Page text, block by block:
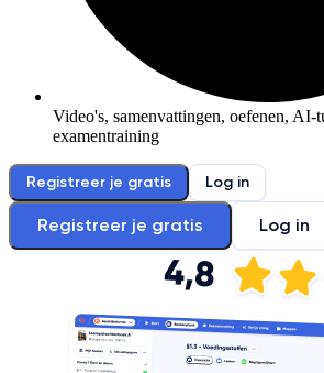
Video's, samenvattingen, oefenen, AI-
examentraining
Registreer je gratis Log in
Registreer je gratis Log in